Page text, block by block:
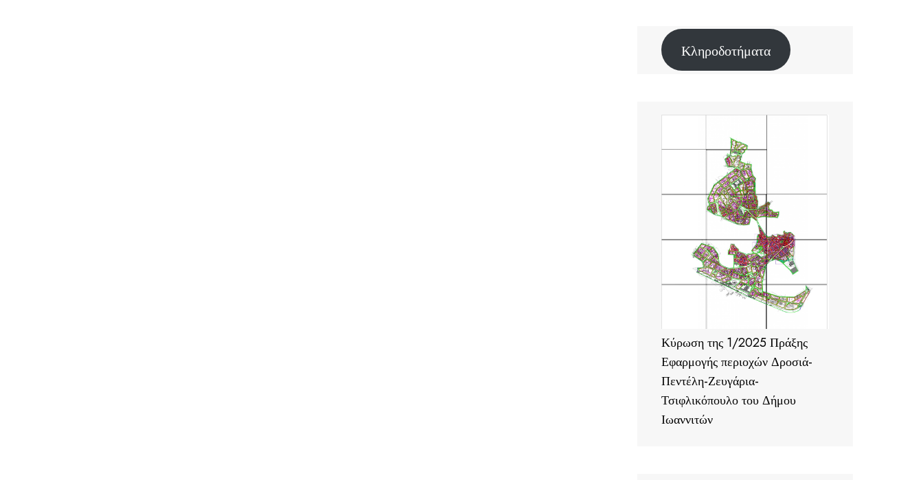
Κληροδοτήματα
Κύρωση της 1/2025 Πράξης
Εφαρμογής περιοχών Δροσιά-
Πεντέλη-Ζευγάρια-
Τσιφλικόπουλο του Δήμου
Ιωαννιτών